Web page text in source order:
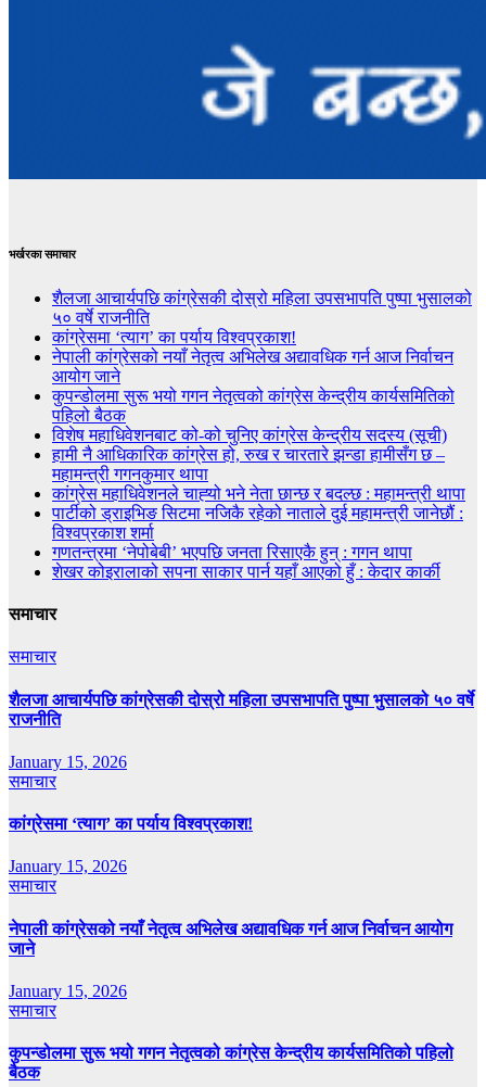
भर्खरका समाचार
शैलजा आचार्यपछि कांग्रेसकी दोस्रो महिला उपसभापति पुष्पा भुसालको
५० वर्षे राजनीति
कांग्रेसमा ‘त्याग’ का पर्याय विश्वप्रकाश!
नेपाली कांग्रेसको नयाँ नेतृत्व अभिलेख अद्यावधिक गर्न आज निर्वाचन
आयोग जाने
कुपन्डोलमा सुरू भयो गगन नेतृत्वको कांग्रेस केन्द्रीय कार्यसमितिको
पहिलो बैठक
विशेष महाधिवेशनबाट को-को चुनिए कांग्रेस केन्द्रीय सदस्य (सूची)
हामी नै आधिकारिक कांग्रेस हो, रुख र चारतारे झन्डा हामीसँग छ –
महामन्त्री गगनकुमार थापा
कांग्रेस महाधिवेशनले चाह्‍यो भने नेता छान्छ र बदल्छ : महामन्त्री थापा
पार्टीको ड्राइभिङ सिटमा नजिकै रहेको नाताले दुई महामन्त्री जानेछौं :
विश्वप्रकाश शर्मा
गणतन्त्रमा ‘नेपोबेबी’ भएपछि जनता रिसाएकै हुन् : गगन थापा
शेखर कोइरालाको सपना साकार पार्न यहाँ आएको हुँ : केदार कार्की
समाचार
समाचार
शैलजा आचार्यपछि कांग्रेसकी दोस्रो महिला उपसभापति पुष्पा भुसालको ५० वर्षे
राजनीति
January 15, 2026
समाचार
कांग्रेसमा ‘त्याग’ का पर्याय विश्वप्रकाश!
January 15, 2026
समाचार
नेपाली कांग्रेसको नयाँ नेतृत्व अभिलेख अद्यावधिक गर्न आज निर्वाचन आयोग
जाने
January 15, 2026
समाचार
कुपन्डोलमा सुरू भयो गगन नेतृत्वको कांग्रेस केन्द्रीय कार्यसमितिको पहिलो
बैठक